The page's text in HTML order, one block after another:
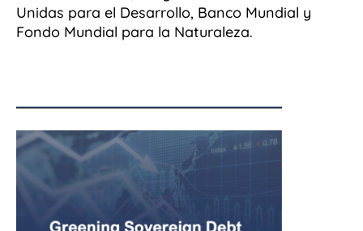
Unidas para el Desarrollo, Banco Mundial y
Fondo Mundial para la Naturaleza.